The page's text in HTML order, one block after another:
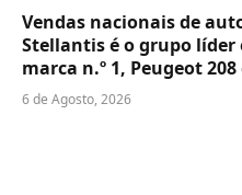
Vendas nacionais de
Stellantis é o grupo líder
marca n.º 1, Peugeot
6 de Agosto, 2026